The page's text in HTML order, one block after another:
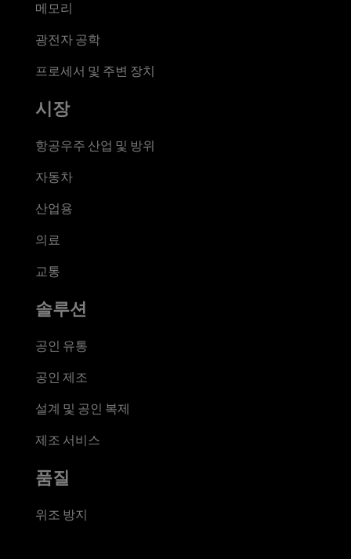
메모리
광전자 공학
프로세서 및 주변 장치
시장
항공우주 산업 및 방위
자동차
산업용
의료
교통
솔루션
공인 유통
공인 제조
설계 및 공인 복제
제조 서비스
품질
위조 방지